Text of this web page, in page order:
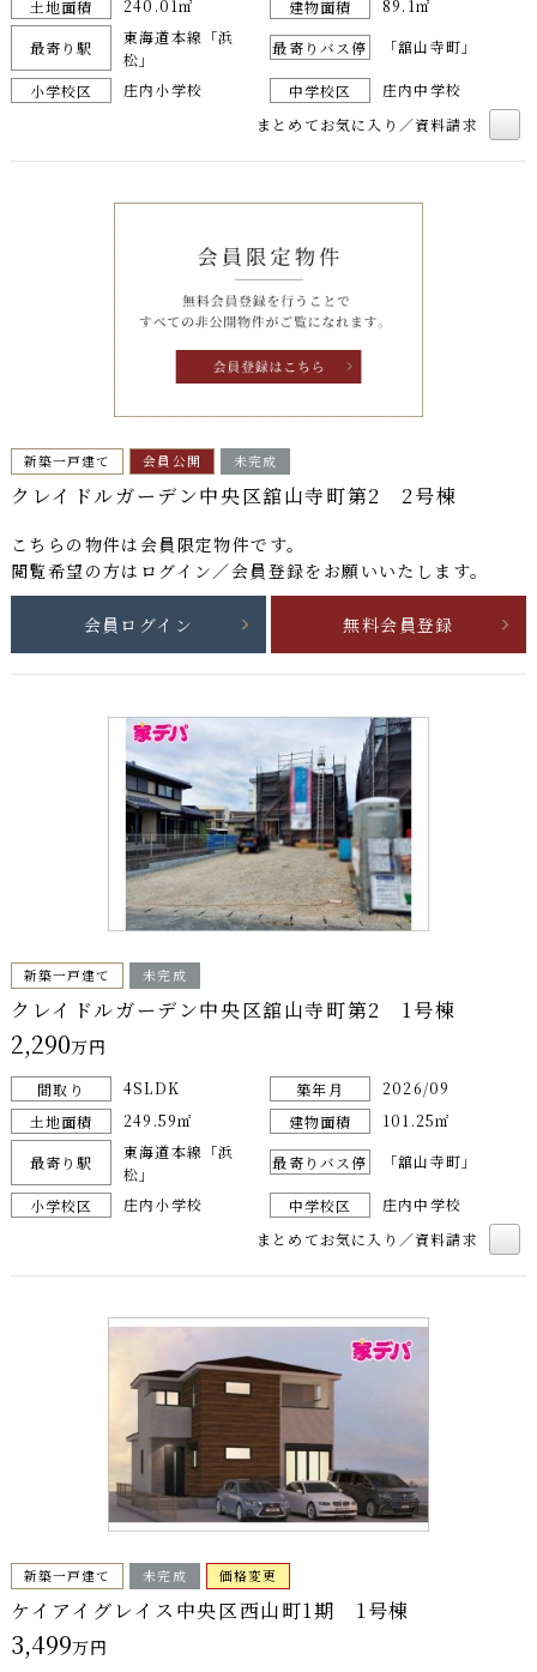
土地面積 240.01㎡ 建物面積 89.1㎡
最寄り駅
東海道本線「浜
松」
最寄りバス停 「舘山寺町」
小学校区 庄内小学校 中学校区
庄内中学校
まとめてお気に入り／資料請求
新築一戸建て 会員公開 未完成
クレイドルガーデン中央区舘山寺町第2 2号棟
こちらの物件は 会員限定物件です。
閲覧希望の方はログイン／会員登録をお願いいたします。
会員ログイン 無料会員登録
新築一戸建て 未完成
クレイドルガーデン中央区舘山寺町第2 1号棟
2,290万円
間取り 4SLDK 築年月
2026/09
土地面積
249.59㎡ 建物面積 101.25㎡
最寄り駅
東海道本線「浜
松」
最寄りバス停 「舘山寺町」
小学校区 庄内小学校 中学校区
庄内中学校
まとめてお気に入り／資料請求
新築一戸建て 未完成 価格変更
ケイアイグレイス中央区西山町1期 1号棟
3,499万円